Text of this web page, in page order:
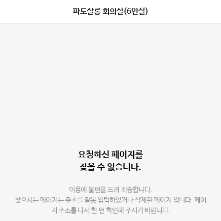
파도살롱 회의실(6인실)
요청하신 페이지를
찾을 수 없습니다.
이용에 불편을 드려 죄송합니다.
찾으시는 페이지는 주소를 잘못 입력하였거나 삭제된 페이지 입니다. 페이
지 주소를 다시 한 번 확인해 주시기 바랍니다.